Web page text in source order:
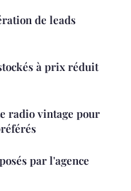
de leads
à prix réduit
radio vintage pour
par l'agence